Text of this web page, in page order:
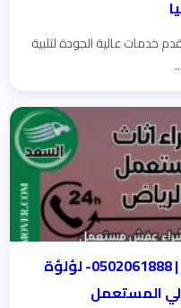
خدمات عالية الجودة لتلبية
شراء اثاث مستعمل بالرياض | 0502061888- لؤلؤة
المستعمل